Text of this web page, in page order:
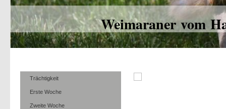
Weimaraner vom
Trächtigkeit
Erste Woche
Zweite Woche